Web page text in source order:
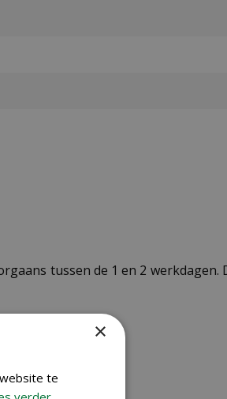
tussen de 1 en 2 werkdagen.
×
te